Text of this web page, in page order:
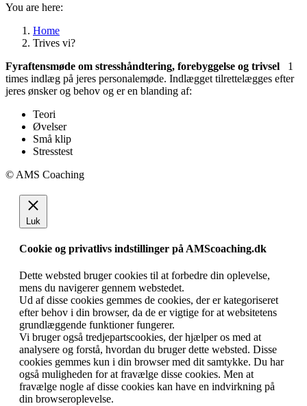
You are here:
Home
Trives vi?
Fyraftensmøde om stresshåndtering, forebyggelse og trivsel 1
times indlæg på jeres personalemøde. Indlægget tilrettelægges efter
jeres ønsker og behov og er en blanding af:
Teori
Øvelser
Små klip
Stresstest
© AMS Coaching
Luk
Cookie og privatlivs indstillinger på AMScoaching.dk
Dette websted bruger cookies til at forbedre din oplevelse,
mens du navigerer gennem webstedet.
Ud af disse cookies gemmes de cookies, der er kategoriseret
efter behov i din browser, da de er vigtige for at websitetens
grundlæggende funktioner fungerer.
Vi bruger også tredjepartscookies, der hjælper os med at
analysere og forstå, hvordan du bruger dette websted. Disse
cookies gemmes kun i din browser med dit samtykke. Du har
også muligheden for at fravælge disse cookies. Men at
fravælge nogle af disse cookies kan have en indvirkning på
din browseroplevelse.